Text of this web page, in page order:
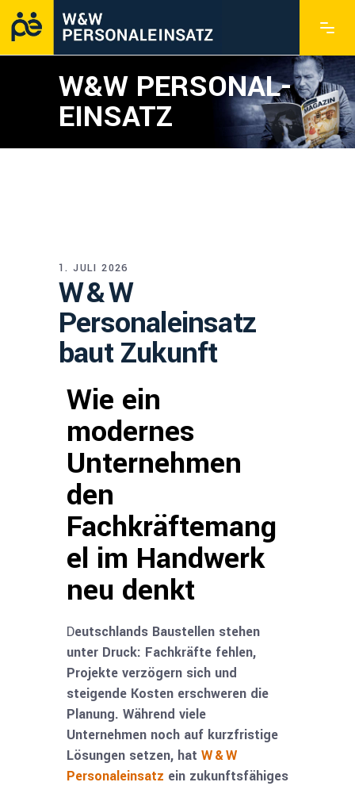
W&W PERSONAL­
EINSATZ
1. JULI 2026
W & W
Personaleinsatz
baut Zukunft
Wie ein
modernes
Unternehmen
den
Fachkräftemang
el im Handwerk
neu denkt
Deutschlands Baustellen stehen
unter Druck: Fachkräfte fehlen,
Projekte verzögern sich und
steigende Kosten erschweren die
Planung. Während viele
Unternehmen noch auf kurzfristige
Lösungen setzen, hat W & W
Personaleinsatz ein zukunftsfähiges